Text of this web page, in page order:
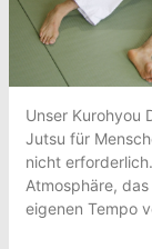
Unser Kurohyou
Jutsu für
nicht
Atmosphäre,
eigenen Tempo